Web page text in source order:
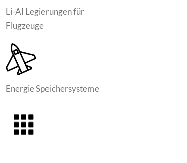
Li-AI Legierungen für
Flugzeuge
Energie Speichersysteme